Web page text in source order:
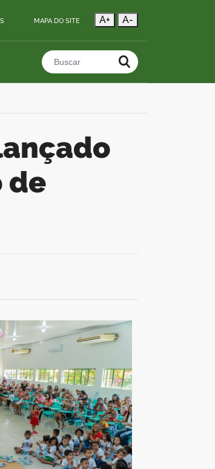
MAPA DO SITE A+ A-
Buscar no portal
de